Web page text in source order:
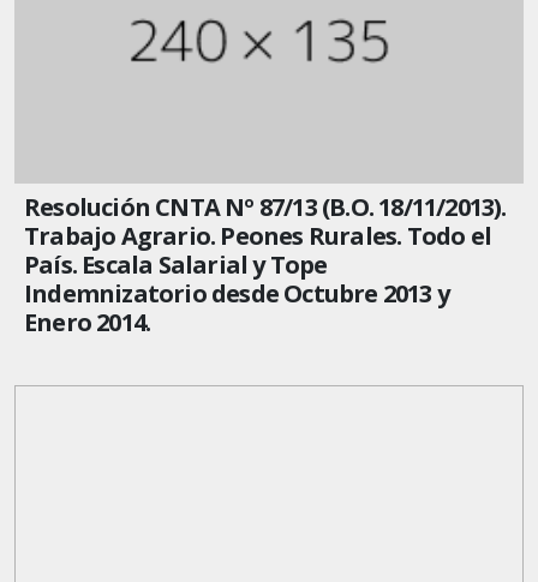
Resolución CNTA Nº 87/13 (B.O. 18/11/2013).
Trabajo Agrario. Peones Rurales. Todo el
País. Escala Salarial y Tope
Indemnizatorio desde Octubre 2013 y
Enero 2014.